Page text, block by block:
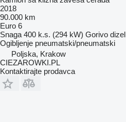
2018
90.000 km
Euro 6
Snaga 400 k.s. (294 kW) Gorivo dizel
Ogibljenje pneumatski/pneumatski
Poljska, Krakow
CIEZAROWKI.PL
Kontaktirajte prodavca